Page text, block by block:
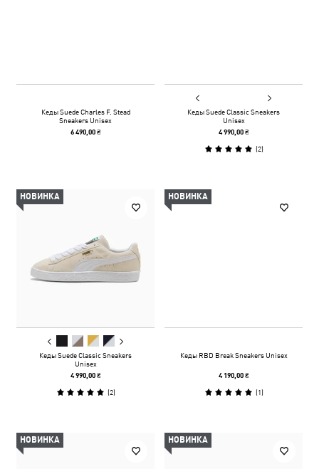
Кеды Suede Charles F. Stead
Sneakers Unisex
6 490,00 ₴
Кеды Suede Classic Sneakers
Unisex
4 990,00 ₴
(2)
НОВИНКА
Кеды Suede Classic Sneakers
Unisex
4 990,00 ₴
(2)
НОВИНКА
Кеды RBD Break Sneakers Unisex
4 190,00 ₴
(1)
НОВИНКА НОВИНКА